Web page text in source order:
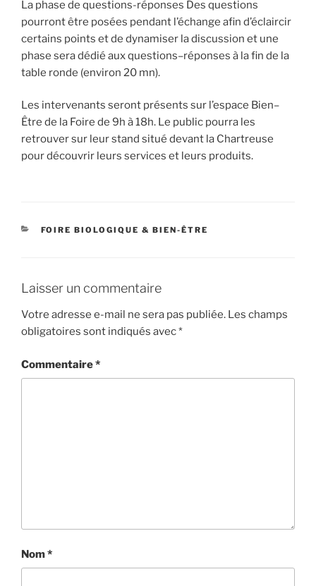
La phase de questions-réponses Des questions
pourront être posées pendant l’échange afin d’éclaircir
certains points et de dynamiser la discussion et une
phase sera dédié aux questions–réponses à la fin de la
table ronde (environ 20 mn).
Les intervenants seront présents sur l’espace Bien–
Être de la Foire de 9h à 18h. Le public pourra les
retrouver sur leur stand situé devant la Chartreuse
pour découvrir leurs services et leurs produits.
CATÉGORIES
FOIRE BIOLOGIQUE & BIEN-ÊTRE
Laisser un commentaire
Votre adresse e-mail ne sera pas publiée. Les champs
obligatoires sont indiqués avec*
Commentaire*
Nom*